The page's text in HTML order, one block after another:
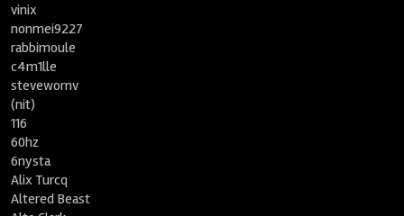
vinix
nonmei9227
rabbimoule
c4m1lle
stevewornv
(nit)
116
60hz
6nysta
Alix Turcq
Altered Beast